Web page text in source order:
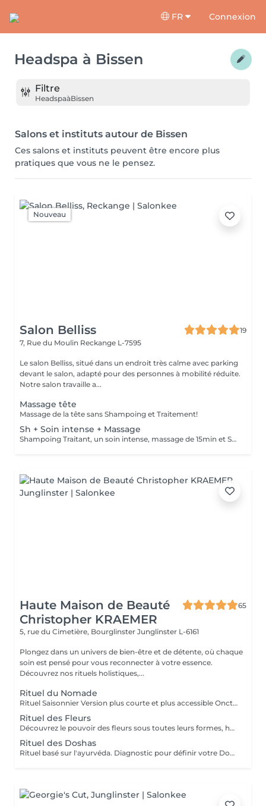
FR Connexion
Headspa à Bissen
Filtre
HeadspaàBissen
Salons et instituts autour de Bissen
Ces salons et instituts peuvent être encore plus
pratiques que vous ne le pensez.
Nouveau
Salon Belliss
19
7, Rue du Moulin Reckange L-7595
Le salon Belliss, situé dans un endroit très calme avec parking
devant le salon, adapté pour des personnes à mobilité réduite.
Notre salon travaille a...
Massage tête
Massage de la tête sans Shampoing et Traitement!
Sh + Soin intense + Massage
Shampoing Traitant, un soin intense, massage de 15min et Séchage
Haute Maison de Beauté
Christopher KRAEMER
65
5, rue du Cimetière, Bourglinster Junglinster L-6161
Plongez dans un univers de bien-être et de détente, où chaque
soin est pensé pour vous reconnecter à votre essence.
Découvrez nos rituels holistiques,...
Rituel du Nomade
Rituel Saisonnier Version plus courte et plus accessible Onction d'huile d'aloès-vera-argan-dattier, gommage aux pépins de fraise et poudre d'ananas, cataplasme au rhassoul, bain de vapeur citron vert-menthe, shampooing citron vert-lavande-ylang-ylang, masque Néroli-ciste ladanifère-menthe avec massage de la tête, cascade, pulvérisation faciale hydrolat de fleur d'oranger
Rituel des Fleurs
Découvrez le pouvoir des fleurs sous toutes leurs formes, huiles végétales, essentielles, infusions etc Un moment de poésie, qui vous laissera sans voix.. Véritable moment de relaxation complète. Sauna infrarouge, Massage shiatsu, bol d'air jacquier, douche. Onction d'huiles précieuses, hammam crânien, facial et respiratoire, bains rythmés avec méditation guidée, exercices de sophrologie, shampooing, pose de masque et massage crânien, rituel de la cascade, rinçage à l'infusion de plantes et pulvérisation faciale aux hydrolats qui clôturent le soin. Ne comprend pas le séchage des cheveux.
Rituel des Doshas
Rituel basé sur l'ayurvéda. Diagnostic pour définir votre Doshas dominant afin de le rééquilibrer En plus des rituels complets -Diagnostic -Application d'huiles chaudes -Application cataplasmes ayurvédiques (cuir chevelu & cheveux)